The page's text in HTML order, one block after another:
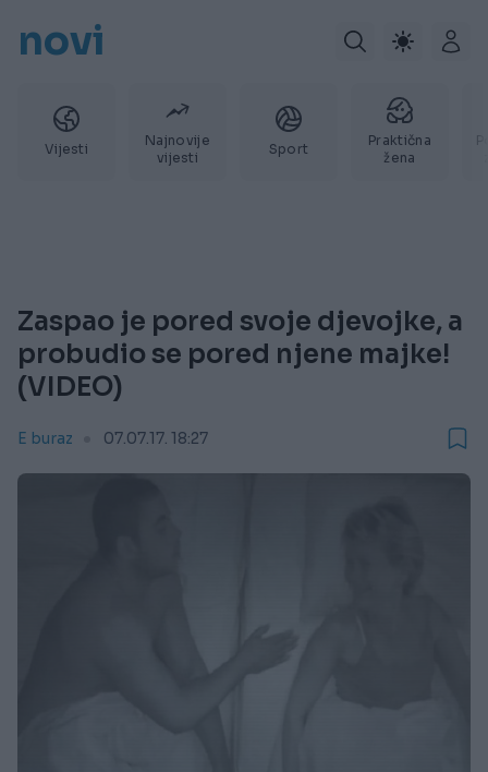
novi
Vijesti
Najnovije
vijesti
Sport
Praktična
žena
Zaspao je pored svoje djevojke, a
probudio se pored njene majke!
(VIDEO)
E buraz 07.07.17. 18:27